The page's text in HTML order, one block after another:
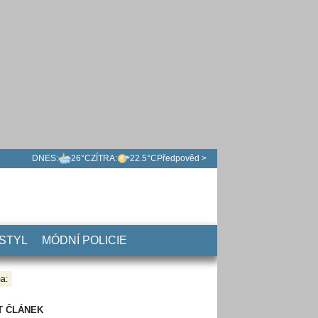
DNES: 26°CZÍTRA: 22.5°C Předpověd >
MÓDNÍ POLICIE
ČLÁNEK